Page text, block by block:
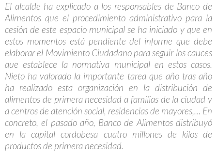
El alcalde ha explicado a los responsables de Banco de
Alimentos que el procedimiento administrativo para la
cesión de este espacio municipal se ha iniciado y que en
estos momentos está pendiente del informe que debe
elaborar el Movimiento Ciudadano para seguir los cauces
que establece la normativa municipal en estos casos.
Nieto ha valorado la importante tarea que año tras año
ha realizado esta organización en la distribución de
alimentos de primera necesidad a familias de la ciudad y
a centros de atención social, residencias de mayores,… En
concreto, el pasado año, Banco de Alimentos distribuyó
en la capital cordobesa cuatro millones de kilos de
productos de primera necesidad.